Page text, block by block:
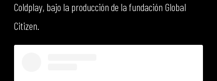
Coldplay, bajo la producción de la fundación Global
Citizen.